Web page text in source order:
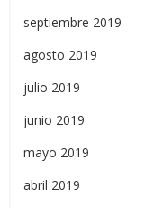
septiembre 2019
agosto 2019
julio 2019
junio 2019
mayo 2019
abril 2019